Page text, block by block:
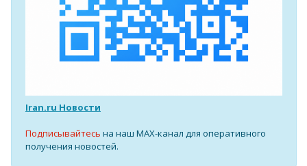
Iran.ru Новости
Подписывайтесь на наш MAX-канал для оперативного
получения новостей.